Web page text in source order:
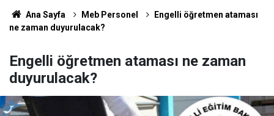
Ana Sayfa Meb Personel
Engelli öğretmen ataması
ne zaman duyurulacak?
Engelli öğretmen ataması ne zaman
duyurulacak?